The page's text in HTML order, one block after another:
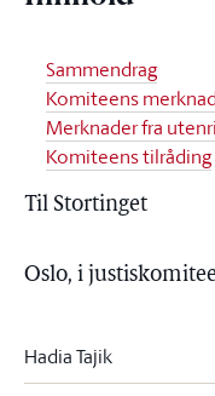
Sammendrag
Komiteens
Merknader fra
Komiteens tilråding
Til Stortinget
Oslo, i
Hadia Tajik